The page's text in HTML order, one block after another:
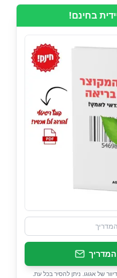
בחינם!
של אגוגו. ניתן להסיר בכל עת.